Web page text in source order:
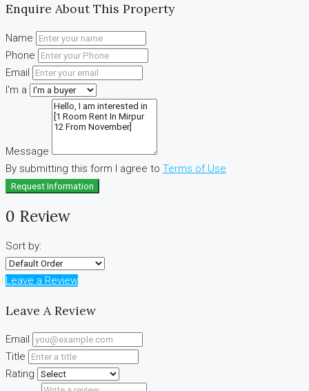
Enquire About This Property
Name
Phone
Email
I'm a
Message
By submitting this form I agree to Terms of Use
Request Information
0 Review
Sort by:
Leave a Review
Leave A Review
Email
Title
Rating